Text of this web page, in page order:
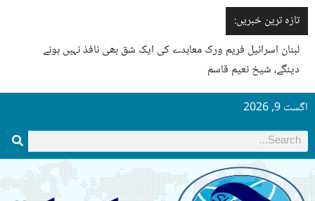
تازہ ترین خبریں:
لبنان اسرائیل فریم ورک معاہدے کی ایک شق بھی نافذ نہیں ہونے
دینگے، شیخ نعیم قاسم
اگست 9, 2026